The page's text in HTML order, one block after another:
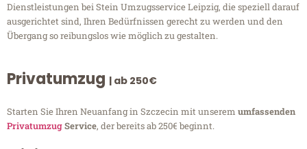
Dienstleistungen bei Stein Umzugsservice Leipzig, die speziell darauf
ausgerichtet sind, Ihren Bedürfnissen gerecht zu werden und den
Übergang so reibungslos wie möglich zu gestalten.
Privatumzug | ab 250€
Starten Sie Ihren Neuanfang in Szczecin mit unserem umfassenden
PrivatumzugService, der bereits ab 250€ beginnt.